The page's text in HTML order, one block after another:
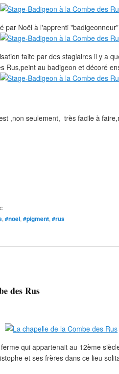
par Noël à l'apprenti
faite par des stagiaires il y a
Rus,peint au badigeon et décoré
,non seulement, très facile à
, #noel, #pigment, #rus
des Rus
qui appartenait au 12ème
et ses frères dans ce lieu